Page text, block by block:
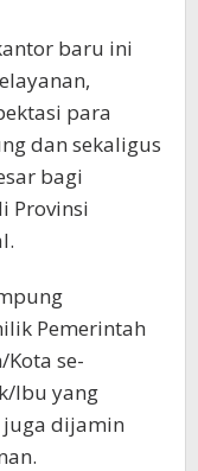
baru ini
para
dan sekaligus
bagi
Provinsi
Pemerintah
se-
Ibu yang
dijamin